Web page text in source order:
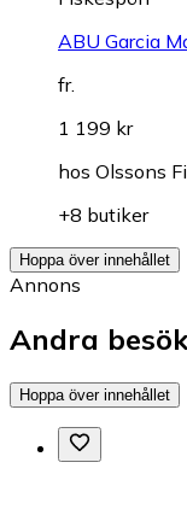
ABU Garcia
fr.
1 199 kr
hos Olssons
+8 butiker
Hoppa över innehållet
Annons
Andra
Hoppa över innehållet